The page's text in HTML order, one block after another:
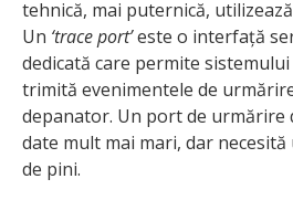
tehnică, mai puternică,
Un ‘trace port’este o interfață
dedicată care permite
trimită evenimentele de
depanator. Un port de urmărire
date mult mai mari, dar
de pini.